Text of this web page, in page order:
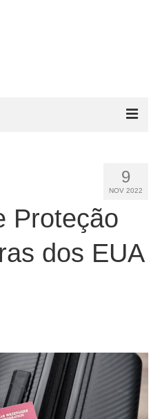
)
9
NOV 2022
Proteção
dos EUA